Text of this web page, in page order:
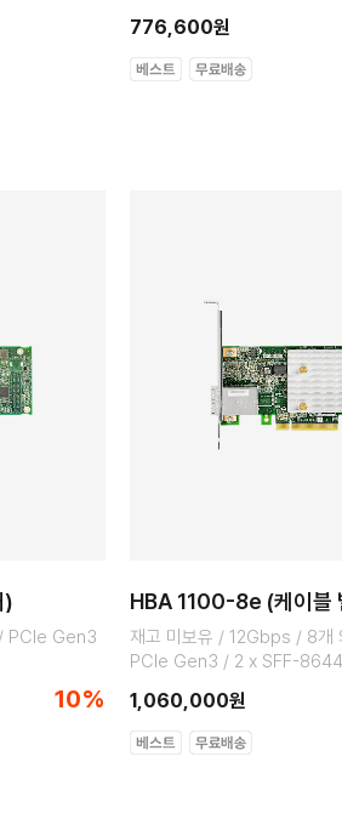
776,600원
)
PCIe Gen3
10%
HBA 1100-8e (케이블
재고 미보유 / 12Gbps / 8개
PCIe Gen3 / 2 x SFF-8644
1,060,000원